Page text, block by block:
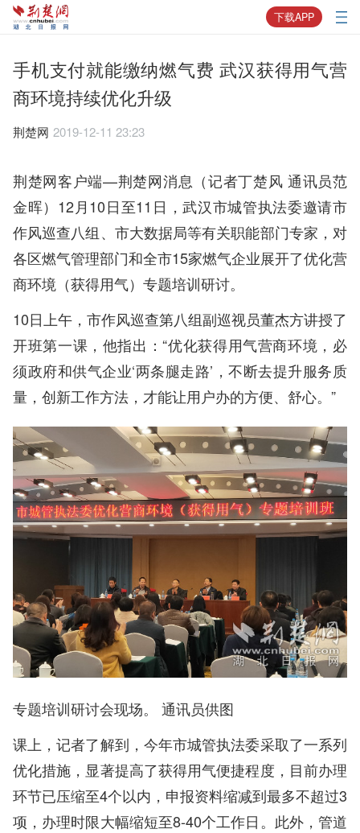
下载APP
手机支付就能缴纳燃气费 武汉获得用气营
商环境持续优化升级
荆楚网 2019-12-11 23:23
荆楚网客户端—荆楚网消息（记者丁楚风 通讯员范
金晖）12月10日至11日，武汉市城管执法委邀请市
作风巡查八组、市大数据局等有关职能部门专家，对
各区燃气管理部门和全市15家燃气企业展开了优化营
商环境（获得用气）专题培训研讨。
10日上午，市作风巡查第八组副巡视员董杰方讲授了
开班第一课，他指出：“优化获得用气营商环境，必
须政府和供气企业‘两条腿走路’，不断去提升服务质
量，创新工作方法，才能让用户办的方便、舒心。”
专题培训研讨会现场。 通讯员供图
课上，记者了解到，今年市城管执法委采取了一系列
优化措施，显著提高了获得用气便捷程度，目前办理
环节已压缩至4个以内，申报资料缩减到最多不超过3
项，办理时限大幅缩短至8-40个工作日。此外，管道